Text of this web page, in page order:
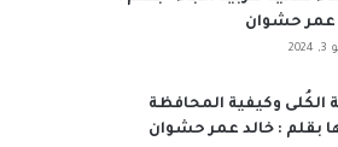
e
عمر حشوان
الكُلى وكيفية المحافظة
بقلم : خالد عمر حشوان